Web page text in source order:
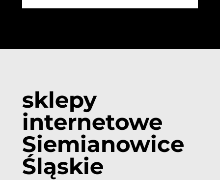
sklepy
internetowe
Siemianowice
Śląskie